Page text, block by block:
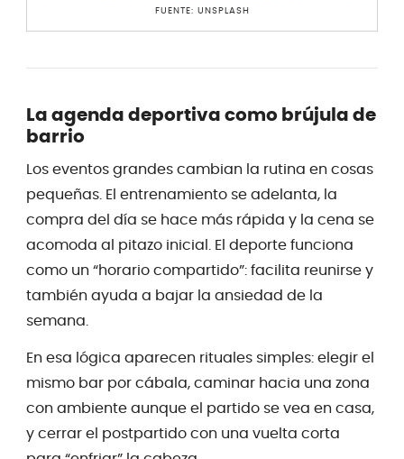
FUENTE: UNSPLASH
La agenda deportiva como brújula de
barrio
Los eventos grandes cambian la rutina en cosas
pequeñas. El entrenamiento se adelanta, la
compra del día se hace más rápida y la cena se
acomoda al pitazo inicial. El deporte funciona
como un “horario compartido”: facilita reunirse y
también ayuda a bajar la ansiedad de la
semana.
En esa lógica aparecen rituales simples: elegir el
mismo bar por cábala, caminar hacia una zona
con ambiente aunque el partido se vea en casa,
y cerrar el postpartido con una vuelta corta